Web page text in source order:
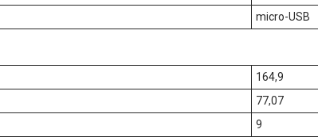
micro-USB
164,9
77,07
9